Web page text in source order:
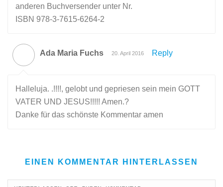
anderen Buchversender unter Nr.
ISBN 978-3-7615-6264-2
Ada Maria Fuchs 20. April 2016 Reply
Halleluja. .!!!!, gelobt und gepriesen sein mein GOTT
VATER UND JESUS!!!!! Amen.?
Danke für das schönste Kommentar amen
EINEN KOMMENTAR HINTERLASSEN